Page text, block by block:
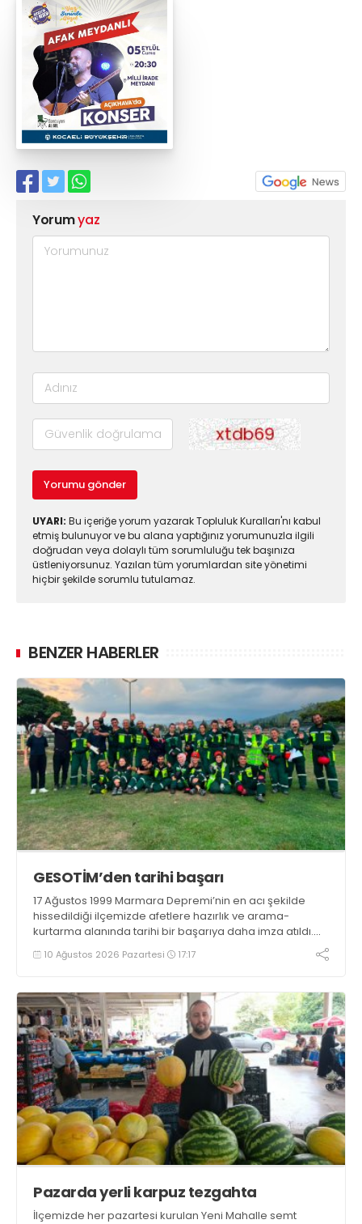
Yorumyaz
Yorumu gönder
UYARI: Bu içeriğe yorum yazarak Topluluk Kuralları'nı kabul
etmiş bulunuyor ve bu alana yaptığınız yorumunuzla ilgili
doğrudan veya dolaylı tüm sorumluluğu tek başınıza
üstleniyorsunuz. Yazılan tüm yorumlardan site yönetimi
hiçbir şekilde sorumlu tutulamaz.
BENZER HABERLER
GESOTİM’den tarihi başarı
17 Ağustos 1999 Marmara Depremi’nin en acı şekilde
hissedildiği ilçemizde afetlere hazırlık ve arama-
kurtarma alanında tarihi bir başarıya daha imza atıldı.
Gölcük Arama Kurtarma Derneği (GESOTİM),
bünyesindeki 4. arama-kurtarma ekibinin akreditasyon
10 Ağustos 2026 Pazartesi 17:17
Pazarda yerli karpuz tezgahta
İlçemizde her pazartesi kurulan Yeni Mahalle semt